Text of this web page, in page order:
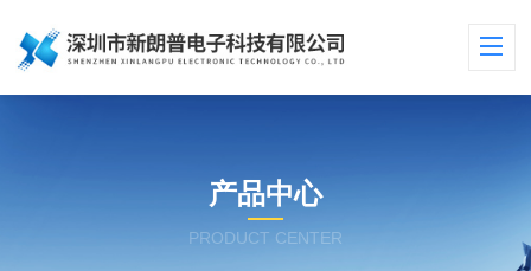
产品中心
PRODUCT CENTER